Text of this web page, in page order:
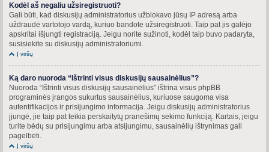
Kodėl aš negaliu užsiregistruoti?
Gali būti, kad diskusijų administratorius užblokavo jūsų IP adresą arba
uždraudė vartotojo vardą, kuriuo bandote užsiregistruoti. Taip pat jis galėjo
apskritai išjungti registraciją. Jeigu norite sužinoti, kodėl taip buvo padaryta,
susisiekite su diskusijų administratoriumi.
Į viršų
Ką daro nuoroda “Ištrinti visus diskusijų sausainėlius”?
Nuoroda “Ištrinti visus diskusijų sausainėlius” ištrina visus phpBB
programinės įrangos sukurtus sausainėlius, kuriuose saugoma visa
autentifikacijos ir prisijungimo informacija. Jeigu diskusijų administratorius
įjungė, jie taip pat teikia perskaitytų pranešimų sekimo funkciją. Kartais, jeigu
turite bėdų su prisijungimu arba atsijungimu, sausainėlių ištrynimas gali
pagelbėti.
Į viršų